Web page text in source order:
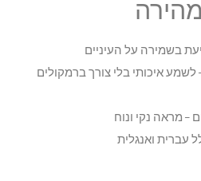
בשמירה על העיניים
לשמע איכותי בלי צורך ברמקולים
– מראה נקי ונוח
עברית ואנגלית